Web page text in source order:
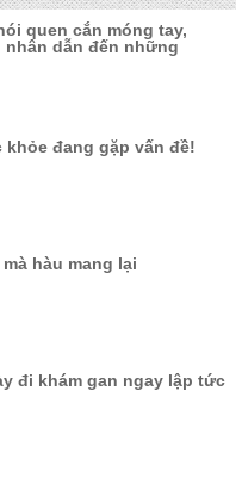
quen cắn móng tay,
dẫn đến những
đang gặp vấn đề!
hàu mang lại
đi khám gan ngay lập tức